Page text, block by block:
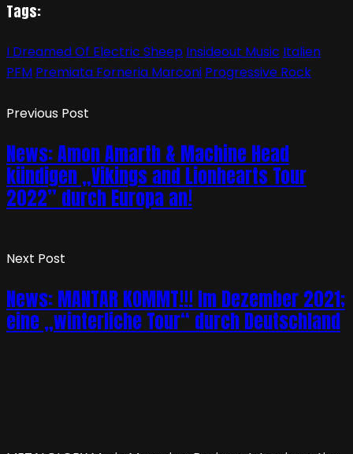
Tags:
I Dreamed Of Electric Sheep Insideout Music Italien
PFM Premiata Forneria Marconi Progressive Rock
Previous Post
News: Amon Amarth & Machine Head
kündigen „Vikings and Lionhearts Tour
2022” durch Europa an!
Next Post
News: MANTAR KOMMT!!! Im Dezember 2021;
eine „winterliche Tour“ durch Deutschland